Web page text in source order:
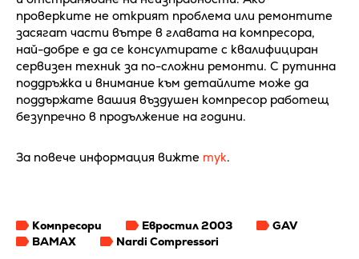
проверките не открият проблема или ремонтите
засягат части вътре в главата на компресора,
най-добре е да се консултирате с квалифициран
сервизен техник за по-сложни ремонти. С рутинна
поддръжка и внимание към детайлите може да
поддържате вашия въздушен компресор работещ
безупречно в продължение на години.
За повече информация вижте тук.
Компресори Евростил 2003
GAV
BAMAX
Nardi Compressori